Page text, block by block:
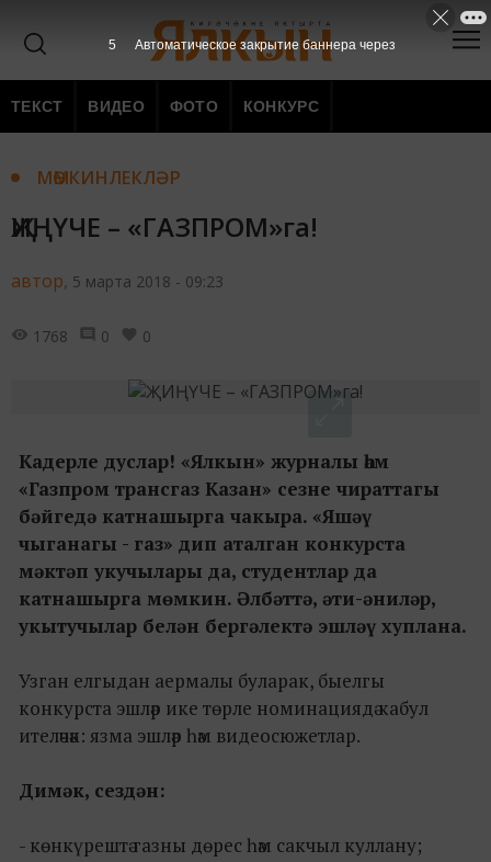
ТЕКСТ ВИДЕО ФОТО КОНКУРС
МӨМКИНЛЕКЛӘР
ҖИҢҮЧЕ – «ГАЗПРОМ»га!
автор, 5 марта 2018 - 09:23
1768 0 0
Кадерле дуслар! «Ялкын» журналы һәм
«Газпром трансгаз Казан» сезне чираттагы
бәйгедә катнашырга чакыра. «Яшәү
чыганагы - газ» дип аталган конкурста
мәктәп укучылары да, студентлар да
катнашырга мөмкин. Әлбәттә, әти-әниләр,
укытучылар белән бергәлектә эшләү хуплана.
Узган елгыдан аермалы буларак, быелгы
конкурста эшләр ике төрле номинациядә кабул
ителәчәк: язма эшләр һәм видеосюжетлар.
Димәк, сездән:
- көнкүрештә газны дөрес һәм сакчыл куллану;
4 Автоматическое закрытие баннера через